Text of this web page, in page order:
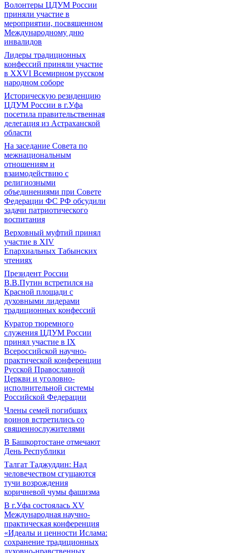
Волонтеры ЦДУМ России
приняли участие в
мероприятии, посвященном
Международному дню
инвалидов
Лидеры традиционных
конфессий приняли участие
в XXVI Всемирном русском
народном соборе
Историческую резиденцию
ЦДУМ России в г.Уфа
посетила правительственная
делегация из Астраханской
области
На заседание Совета по
межнациональным
отношениям и
взаимодействию с
религиозными
объединениями при Совете
Федерации ФС РФ обсудили
задачи патриотического
воспитания
Верховный муфтий принял
участие в ХIV
Епархиальных Табынских
чтениях
Президент России
В.В.Путин встретился на
Красной площади с
духовными лидерами
традиционных конфессий
Куратор тюремного
служения ЦДУМ России
принял участие в IX
Всероссийской научно-
практической конференции
Русской Православной
Церкви и уголовно-
исполнительной системы
Российской Федерации
Члены семей погибших
воинов встретились со
священнослужителями
В Башкортостане отмечают
День Республики
Талгат Таджуддин: Над
человечеством сгущаются
тучи возрождения
коричневой чумы фашизма
В г.Уфа состоялась XV
Международная научно-
практическая конференция
«Идеалы и ценности Ислама:
сохранение традиционных
духовно-нравственных